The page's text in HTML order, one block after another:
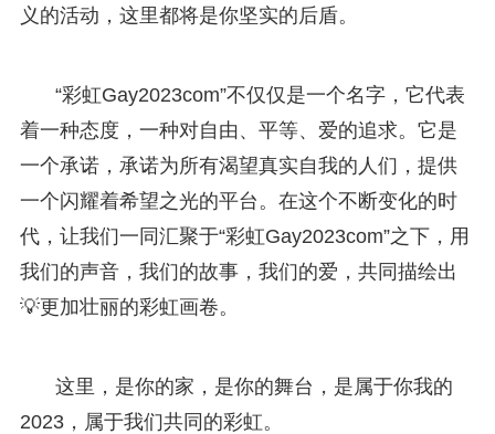
义的活动，这里都将是你坚实的后盾。
“彩虹Gay2023com”不仅仅是一个名字，它代表
着一种态度，一种对自由、平等、爱的追求。它是
一个承诺，承诺为所有渴望真实自我的人们，提供
一个闪耀着希望之光的平台。在这个不断变化的时
代，让我们一同汇聚于“彩虹Gay2023com”之下，用
我们的声音，我们的故事，我们的爱，共同描绘出
💡更加壮丽的彩虹画卷。
这里，是你的家，是你的舞台，是属于你我的
2023，属于我们共同的彩虹。